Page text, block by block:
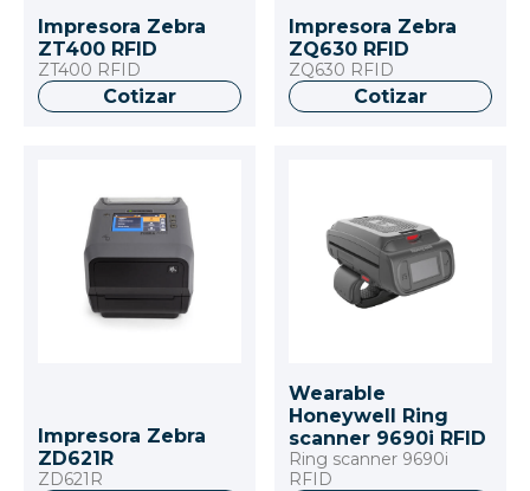
Impresora Zebra
ZT400 RFID
ZT400 RFID
Cotizar
Impresora Zebra
ZQ630 RFID
ZQ630 RFID
Cotizar
Impresora Zebra
ZD621R
ZD621R
Wearable
Honeywell Ring
scanner 9690i RFID
Ring scanner 9690i
RFID